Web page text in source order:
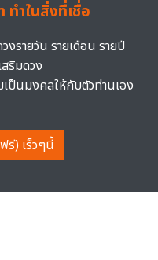
ทำในสิ่งที่เชื่อ
งรายวัน รายเดือน รายปี
ริมดวง
ป็นมงคลให้กับตัวท่านเอง
รี) เร็วๆนี้